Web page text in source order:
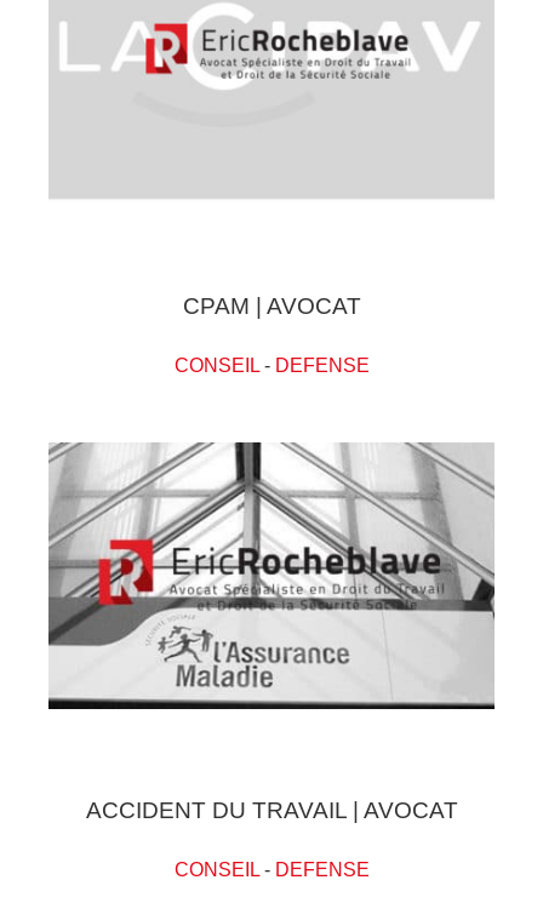
CPAM | AVOCAT
CONSEIL- DEFENSE
ACCIDENT DU TRAVAIL | AVOCAT
CONSEIL- DEFENSE